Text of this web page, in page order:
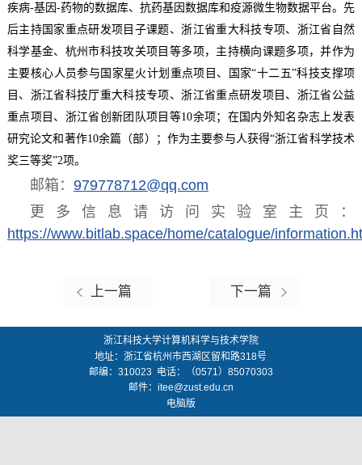
疾病-基因-药物的数据库、抗药基因数据库和疫源微生物数据平台。先
后主持国家重点研发项目子课题、浙江省重大科技专项、浙江省自然
科学基金、杭州市科技攻关项目等多项，主持横向课题多项，并作为
主要核心人员参与国家星火计划重点项目、国家“十二五”科技支撑项
目、浙江省科技厅重大科技专项、浙江省重点研发项目、浙江省公益
重点项目、浙江省创新团队项目等10余项；在国内外知名杂志上发表
研究论文和著作10余篇（部）；作为主要参与人获得“浙江省科学技术
奖三等奖”2项。
邮箱： 979778712@qq.com
更多信息请访问实验室主页：
https://www.bitlab.space/home/catalogue/
上一篇 下一篇
浙江科技大学计算机科学与技术学院
地址：浙江省杭州市西湖区留和路318号
邮编： 310023 电话：（0571）85070303
邮件： itee@zust.edu.cn
电脑版